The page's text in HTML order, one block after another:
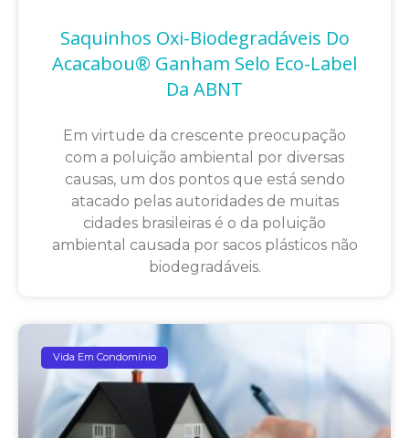
Saquinhos Oxi-Biodegradáveis Do
Acacabou® Ganham Selo Eco-Label
Da ABNT
Em virtude da crescente preocupação
com a poluição ambiental por diversas
causas, um dos pontos que está sendo
atacado pelas autoridades de muitas
cidades brasileiras é o da poluição
ambiental causada por sacos plásticos não
biodegradáveis.
Vida Em Condomínio